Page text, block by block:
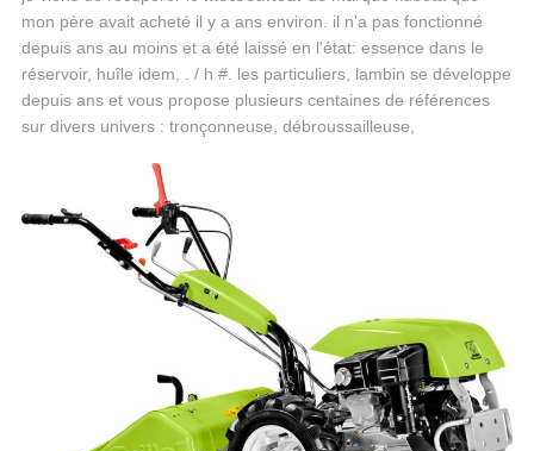
mon père avait acheté il y a ans environ. il n'a pas fonctionné
depuis ans au moins et a été laissé en l'état: essence dans le
réservoir, huîle idem, . / h #. les particuliers, lambin se développe
depuis ans et vous propose plusieurs centaines de références
sur divers univers : tronçonneuse, débroussailleuse,